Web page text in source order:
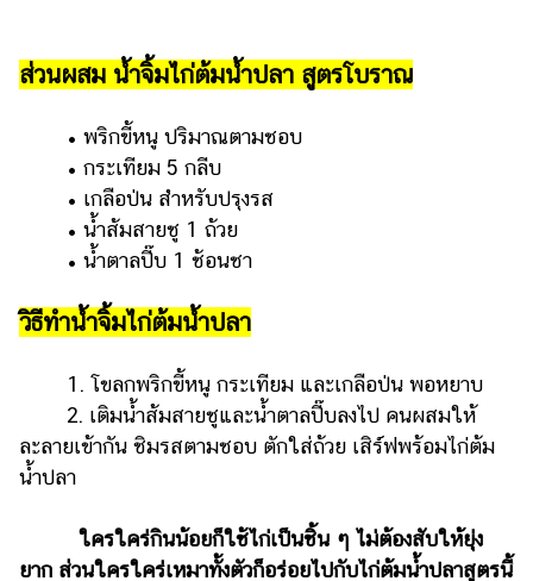
ออนไลน์
โฆษณา
แจ้ง
ปัญหา
ร่วม
เรา
ส่วนผสม น้ำจิ้มไก่ต้มน้ำปลา สูตรโบราณ
• พริกขี้หนู ปริมาณตามชอบ
• กระเทียม 5 กลีบ
• เกลือป่น สำหรับปรุงรส
• น้ำส้มสายชู 1 ถ้วย
• น้ำตาลปี๊บ 1 ช้อนชา
วิธีทำน้ำจิ้มไก่ต้มน้ำปลา
1. โขลกพริกขี้หนู กระเทียม และเกลือป่น พอหยาบ
2. เติมน้ำส้มสายชูและน้ำตาลปี๊บลงไป คนผสมให้
ละลายเข้ากัน ชิมรสตามชอบ ตักใส่ถ้วย เสิร์ฟพร้อมไก่ต้ม
น้ำปลา
ใครใคร่กินน้อยก็ใช้ไก่เป็นชิ้น ๆ ไม่ต้องสับให้ยุ่ง
ยาก ส่วนใครใคร่เหมาทั้งตัวก็อร่อยไปกับไก่ต้มน้ำปลาสูตรนี้